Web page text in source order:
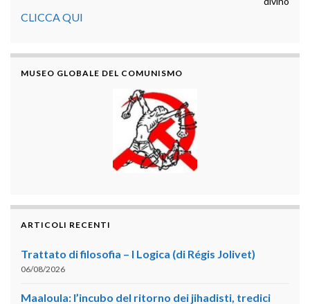
CLICCA QUI
MUSEO GLOBALE DEL COMUNISMO
ARTICOLI RECENTI
Trattato di filosofia – I Logica (di Régis Jolivet)
06/08/2026
Maaloula: l’incubo del ritorno dei jihadisti, tredici